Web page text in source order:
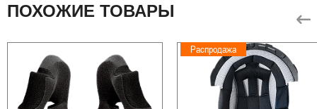
ПОХОЖИЕ ТОВАРЫ
Распродажа